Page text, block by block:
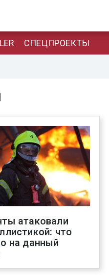
СПЕЦПРОЕКТЫ
атаковали
что
на данный